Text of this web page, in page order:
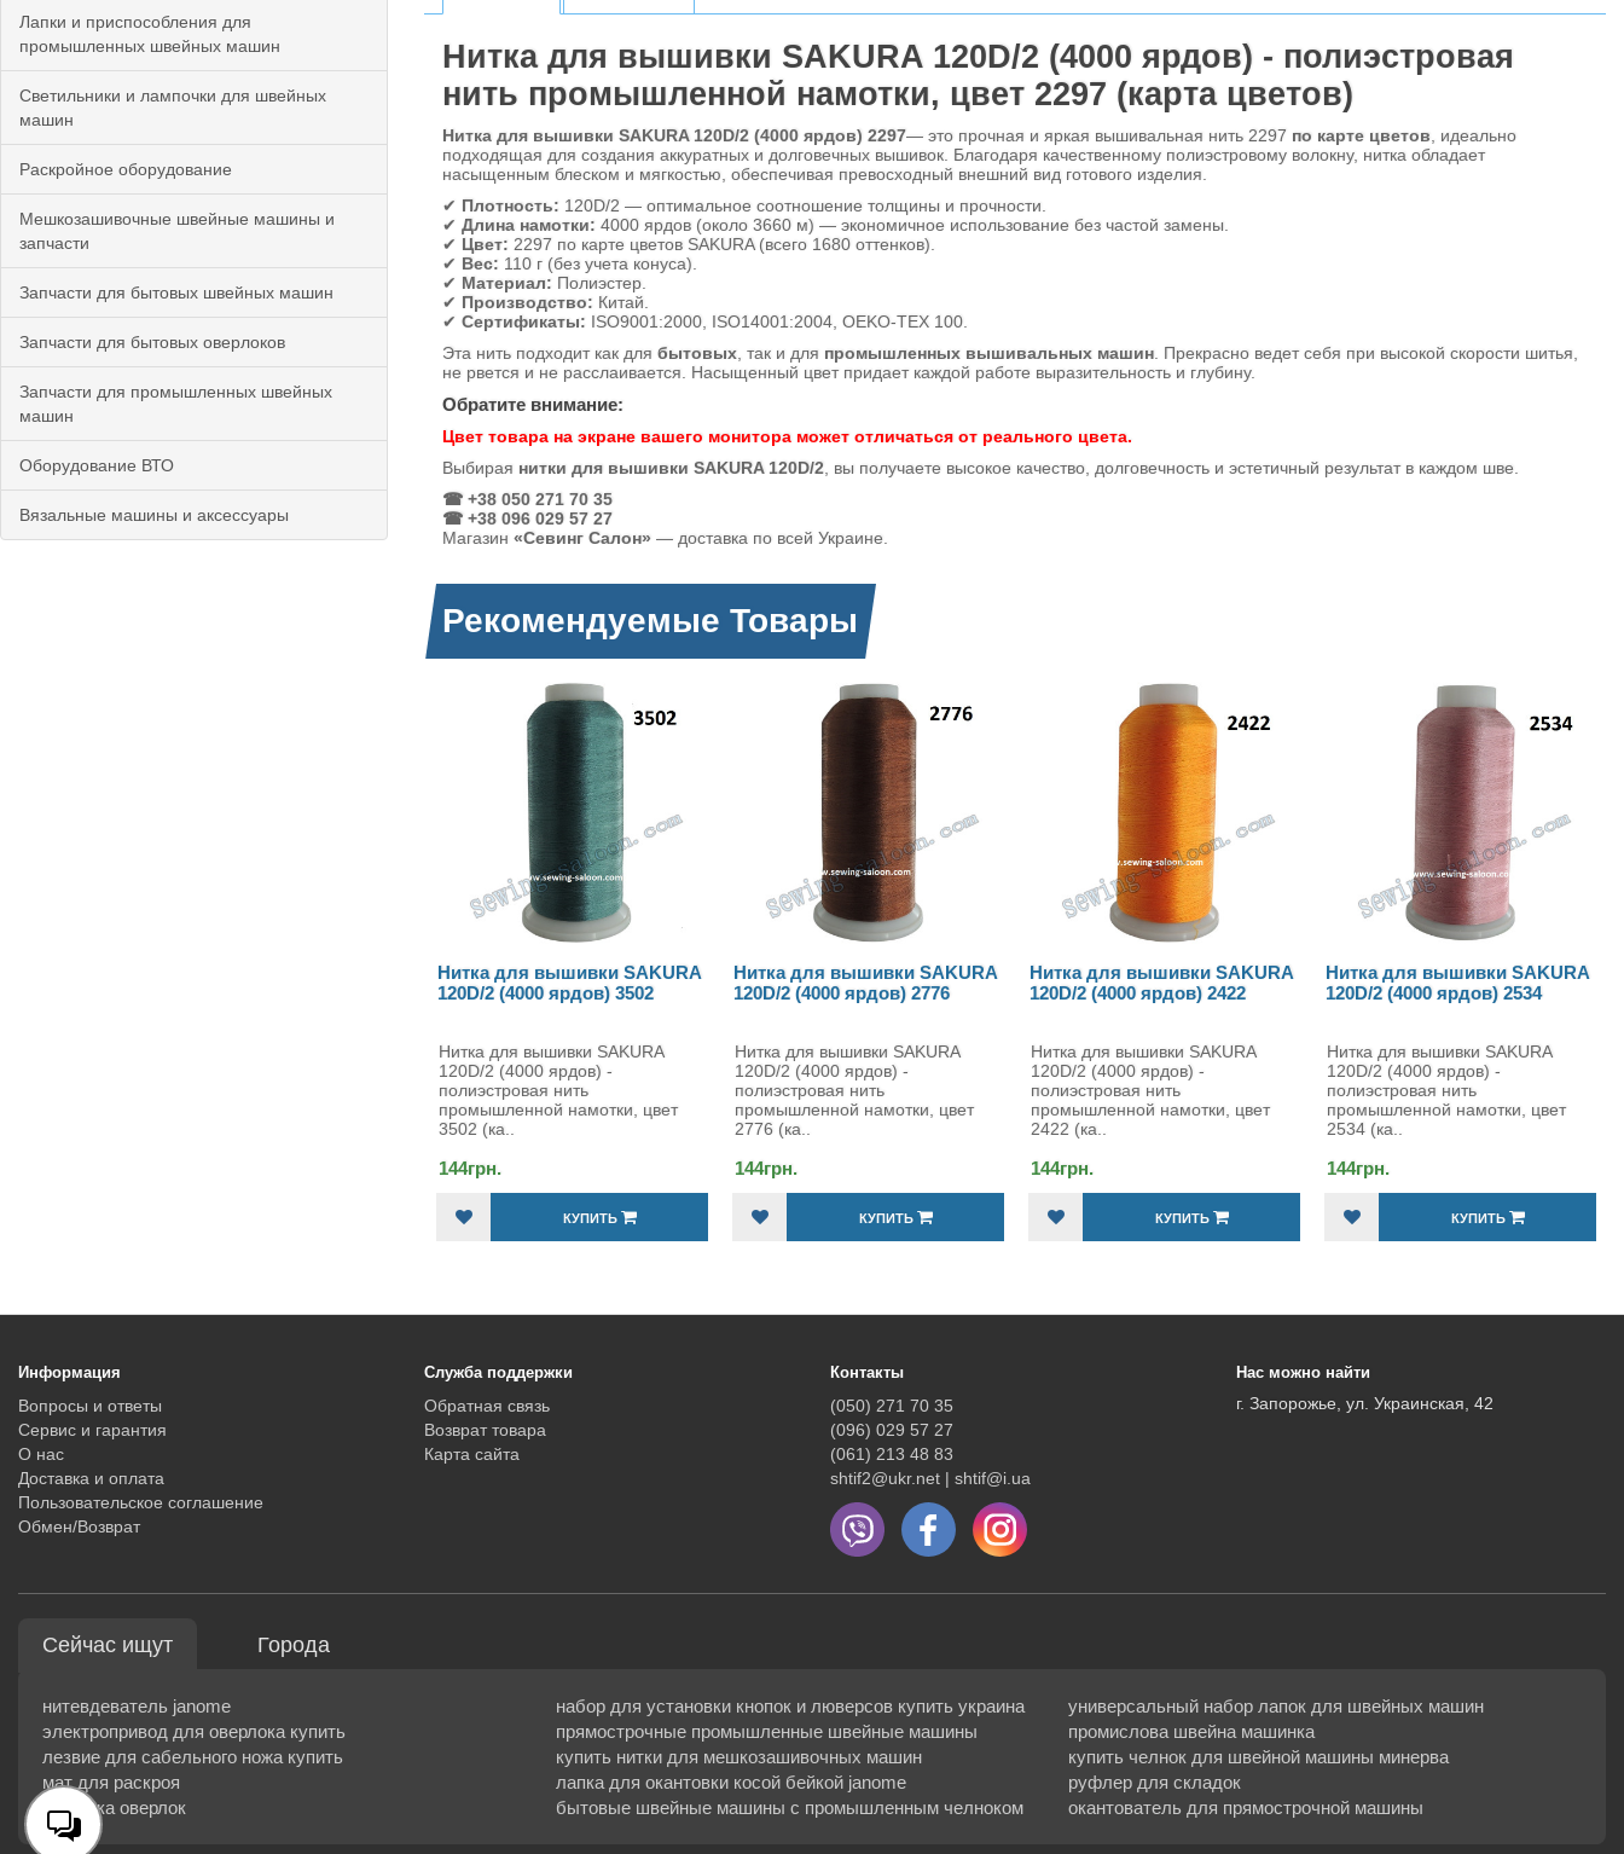
Лапки и приспособления для
промышленных швейных машин
Светильники и лампочки для швейных
машин
Раскройное оборудование
Мешкозашивочные швейные машины и
запчасти
Запчасти для бытовых швейных машин
Запчасти для бытовых оверлоков
Запчасти для промышленных швейных
машин
Оборудование ВТО
Вязальные машины и аксессуары
Нитка для вышивки SAKURA 120D/2 (4000 ярдов) - полиэстровая
нить промышленной намотки, цвет 2297 (карта цветов)
Нитка для вышивки SAKURA 120D/2 (4000 ярдов) 2297— это прочная и яркая вышивальная нить 2297 по карте цветов , идеально
подходящая для создания аккуратных и долговечных вышивок. Благодаря качественному полиэстровому волокну, нитка обладает
насыщенным блеском и мягкостью, обеспечивая превосходный внешний вид готового изделия.
✔ Плотность: 120D/2 — оптимальное соотношение толщины и прочности.
✔ Длина намотки: 4000 ярдов (около 3660 м) — экономичное использование без частой замены.
✔ Цвет: 2297 по карте цветов SAKURA (всего 1680 оттенков).
✔ Вес: 110 г (без учета конуса).
✔ Материал: Полиэстер.
✔ Производство: Китай.
✔ Сертификаты: ISO9001:2000, ISO14001:2004, OEKO-TEX 100.
Эта нить подходит как для бытовых , так и для промышленных вышивальных машин . Прекрасно ведет себя при высокой скорости шитья,
не рвется и не расслаивается. Насыщенный цвет придает каждой работе выразительность и глубину.
Обратите внимание:
Цвет товара на экране вашего монитора может отличаться от реального цвета.
Выбирая нитки для вышивки SAKURA 120D/2 , вы получаете высокое качество, долговечность и эстетичный результат в каждом шве.
☎ +38 050 271 70 35
☎ +38 096 029 57 27
Магазин «Севинг Салон» — доставка по всей Украине.
Рекомендуемые Товары
Нитка для вышивки SAKURA
120D/2 (4000 ярдов) 3502
Нитка для вышивки SAKURA
120D/2 (4000 ярдов) -
полиэстровая нить
промышленной намотки, цвет
КУПИТЬ
Нитка для вышивки SAKURA
120D/2 (4000 ярдов) 2776
Нитка для вышивки SAKURA
120D/2 (4000 ярдов) -
полиэстровая нить
промышленной намотки, цвет
КУПИТЬ
Нитка для вышивки SAKURA
120D/2 (4000 ярдов) 2422
Нитка для вышивки SAKURA
120D/2 (4000 ярдов) -
полиэстровая нить
промышленной намотки, цвет
КУПИТЬ
Нитка для вышивки SAKURA
120D/2 (4000 ярдов) 2534
Нитка для вышивки SAKURA
120D/2 (4000 ярдов) -
полиэстровая нить
промышленной намотки, цвет
КУПИТЬ
Нитка для
120D/2 (4000
Нитка для
120D/2 (4000
полиэстровая
промышленной
Информация
Вопросы и ответы
Сервис и гарантия
О нас
Доставка и оплата
Пользовательское соглашение
Обмен/Возврат
Служба поддержки
Обратная связь
Возврат товара
Карта сайта
Контакты
(050) 271 70 35
(096) 029 57 27
(061) 213 48 83
shtif2@ukr.net | shtif@i.ua
Нас можно найти
г. Запорожье, ул. Украинская, 42
Сейчас ищут Города
нитевдеватель janome набор для установки кнопок и люверсов купить украина
универсальный набор лапок для швейных машин
электропривод для оверлока купить
прямострочные промышленные швейные машины
промислова швейна машинка
лезвие для сабельного ножа купить
купить нитки для мешкозашивочных машин
купить челнок для швейной машины минерва
мат для раскроя
лапка для окантовки косой бейкой janome
руфлер для складок
шпулька оверлок
бытовые швейные машины с промышленным челноком окантователь для прямострочной машины